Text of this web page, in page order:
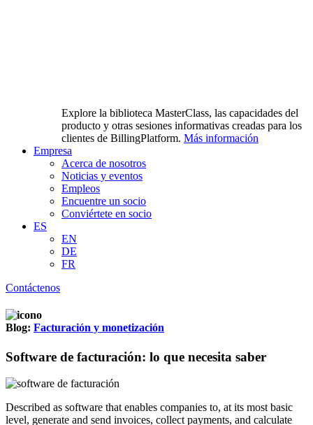
Explore la biblioteca MasterClass, las capacidades del
producto y otras sesiones informativas creadas para los
clientes de BillingPlatform. Más información
Empresa
Acerca de nosotros
Noticias y eventos
Empleos
Encuentre un socio
Conviértete en socio
ES
EN
DE
FR
Contáctenos
Blog: Facturación y monetización
Software de facturación: lo que necesita saber
Described as software that enables companies to, at its most basic
level, generate and send invoices, collect payments, and calculate